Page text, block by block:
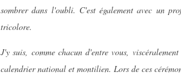
sombrer dans l'oubli. C'est également avec un
tricolore.
J'y suis, comme chacun d'entre vous,
calendrier national et montilien. Lors de ces